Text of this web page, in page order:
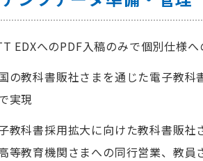
EDXへのPDF入稿のみで個別仕様
の教科書販社さまを通じた電子教
実現
教科書採用拡大に向けた教科書販社
等教育機関さまへの同行営業、教員